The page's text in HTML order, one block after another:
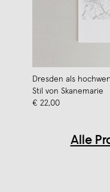
Dresden als
Stil von Skanemarie
€ 22,00
Alle